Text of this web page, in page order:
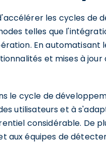
les cycles de
telles que
En automatisant
et mises à
le cycle de
utilisateurs et à
considérable. De
aux équipes de